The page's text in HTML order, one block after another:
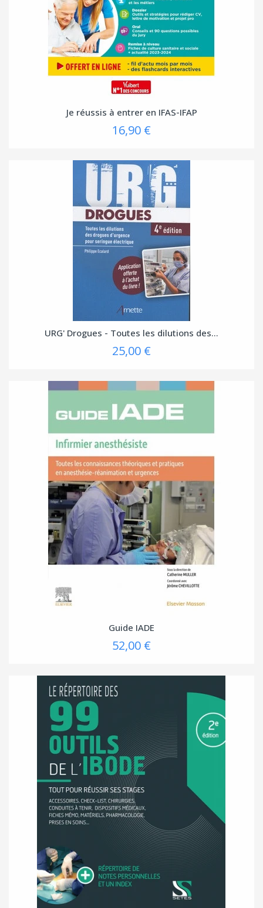
Je réussis à entrer en IFAS-IFAP
16,90 €
URG' Drogues - Toutes les dilutions des...
25,00 €
Guide IADE
52,00 €